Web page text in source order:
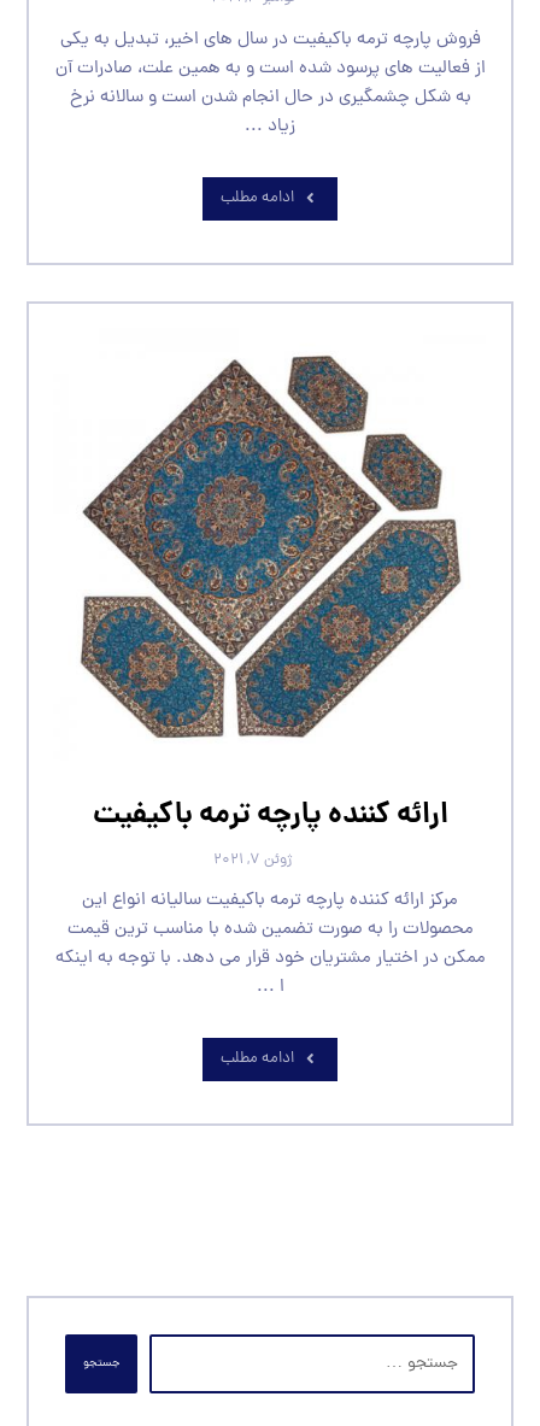
فروش پارچه ترمه باکیفیت در سال های اخیر، تبدیل به یکی
از فعالیت های پرسود شده است و به همین علت، صادرات آن
به شکل چشمگیری در حال انجام شدن است و سالانه نرخ
زیاد ...
ادامه مطلب
ارائه کننده پارچه ترمه باکیفیت
ژوئن ۷, ۲۰۲۱
مرکز ارائه کننده پارچه ترمه باکیفیت سالیانه انواع این
محصولات را به صورت تضمین شده با مناسب ترین قیمت
ممکن در اختیار مشتریان خود قرار می دهد. با توجه به اینکه
ا ...
ادامه مطلب
جستجو